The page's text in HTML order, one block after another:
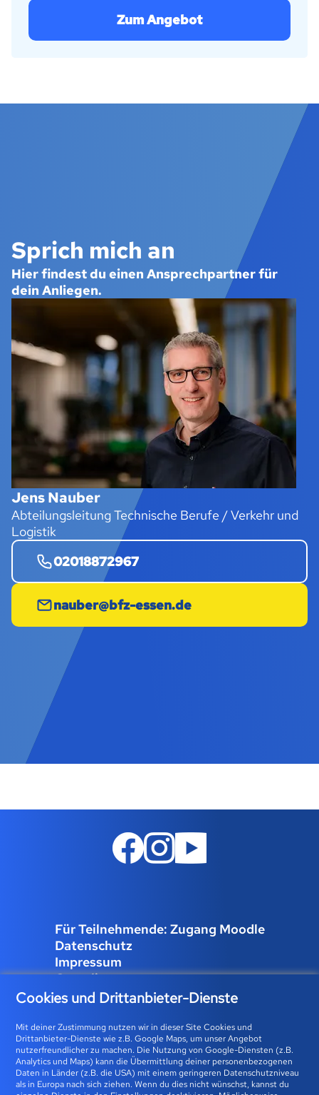
Zum Angebot
Sprich mich an
Hier findest du einen Ansprechpartner für
dein Anliegen.
Jens Nauber
Abteilungsleitung Technische Berufe / Verkehr und
Logistik
02018872967
nauber@bfz-essen.de
Für Teilnehmende: Zugang Moodle
Datenschutz
Impressum
Compliance
Job und Karriere
Bfz-Essen GmbH | Karolingerstraße 93 | 45141 Essen 0800
23 93 773 (gebührenfrei) |info@bfz-essen.de
Cookies und Drittanbieter-Dienste
Mit deiner Zustimmung nutzen wir in dieser Site Cookies und
Drittanbieter-Dienste wie z.B. Google Maps, um unser Angebot
nutzerfreundlicher zu machen. Die Nutzung von Google-Diensten (z.B.
Analytics und Maps) kann die Übermittlung deiner personenbezogenen
Daten in Länder (z.B. die USA) mit einem geringeren Datenschutzniveau
als in Europa nach sich ziehen. Wenn du dies nicht wünschst, kannst du